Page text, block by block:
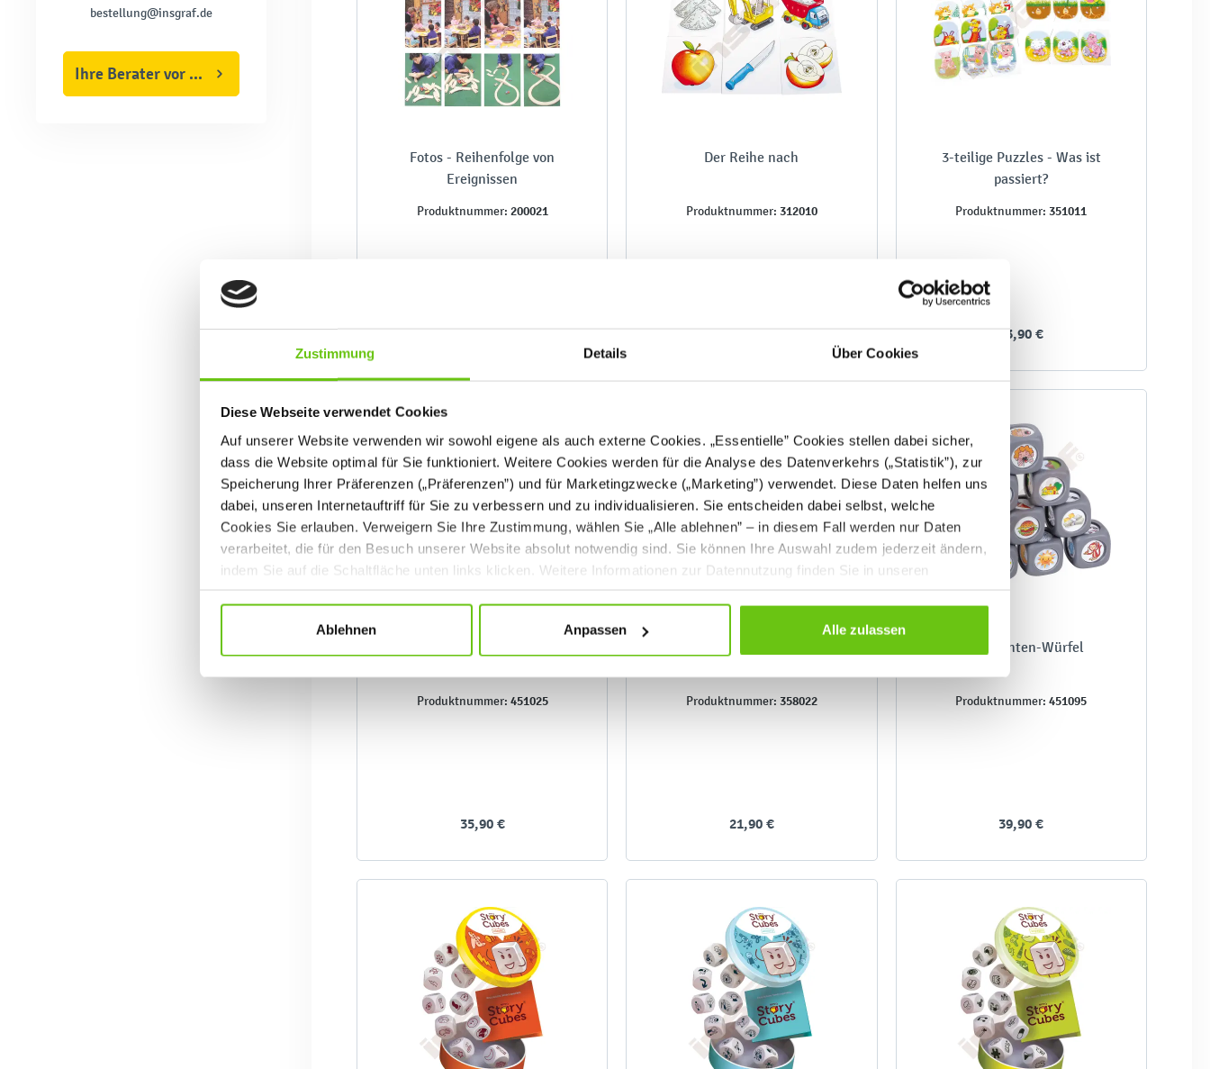
Zustimmung Details Über Cookies
Diese Webseite verwendet Cookies
Auf unserer Website verwenden wir sowohl eigene als auch externe Cookies. „Essentielle” Cookies stellen dabei sicher,
dass die Website optimal für Sie funktioniert. Weitere Cookies werden für die Analyse des Datenverkehrs („Statistik”), zur
Speicherung Ihrer Präferenzen („Präferenzen”) und für Marketingzwecke („Marketing”) verwendet. Diese Daten helfen uns
dabei, unseren Internetauftriff für Sie zu verbessern und zu individualisieren. Sie entscheiden dabei selbst, welche
Cookies Sie erlauben. Verweigern Sie Ihre Zustimmung, wählen Sie „Alle ablehnen” – in diesem Fall werden nur Daten
verarbeitet, die für den Besuch unserer Website absolut notwendig sind. Sie können Ihre Auswahl zudem jederzeit ändern,
indem Sie auf die Schaltfläche unten links klicken. Weitere Informationen zur Datennutzung finden Sie in unseren
Datenschutzrichtlinien.
Ablehnen Anpassen Alle zulassen
bestellung@insgraf.de
Ihre Berater vor Ort
Fotos - Reihenfolge von
Ereignissen
Produktnummer: 200021
44,90 €
Der Reihe nach
Produktnummer: 312010
34,90 €
3-teilige Puzzles - Was ist
passiert?
Produktnummer: 351011
13,90 €
Produktnummer: 451025
35,90 €
Produktnummer: 358022
21,90 €
Geschichten-Würfel
Produktnummer: 451095
39,90 €